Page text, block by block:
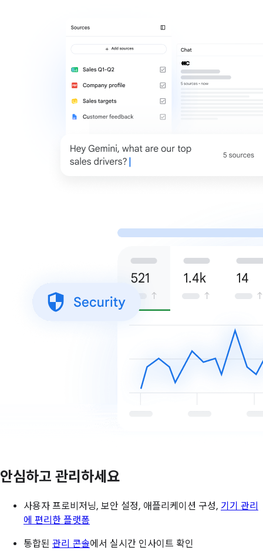
안심하고 관리하세요
사용자 프로비저닝, 보안 설정, 애플리케이션 구성, 기기 관리
에 편리한 플랫폼
통합된 관리 콘솔에서 실시간 인사이트 확인